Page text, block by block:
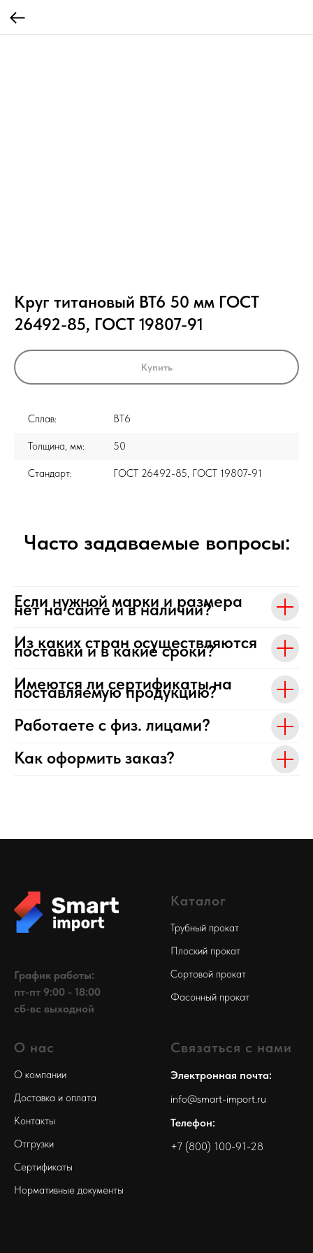
Круг титановый ВТ6 50 мм ГОСТ
26492-85, ГОСТ 19807-91
Купить
Сплав: ВТ6
Толщина, мм: 50
Стандарт: ГОСТ 26492-85, ГОСТ 19807-91
Часто задаваемые вопросы:
Если нужной марки и размера
нет на сайте и в наличии?
Из каких стран осуществляются
поставки и в какие сроки?
Имеются ли сертификаты на
поставляемую продукцию?
Работаете с физ. лицами?
Как оформить заказ?
График работы:
пт-пт 9:00 - 18:00
сб-вс выходной
Каталог
Трубный прокат
Плоский прокат
Сортовой прокат
Фасонный прокат
О нас
О компании
Доставка и оплата
Контакты
Отгрузки
Сертификаты
Нормативные документы
Связаться с нами
Электронная почта:
info@smart-import.ru
Телефон:
+7 (800) 100-91-28